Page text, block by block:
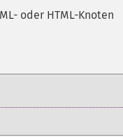
oder HTML-Knoten